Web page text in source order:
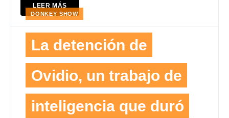
LEER MÁS
DONKEY SHOW
La detención de
Ovidio, un trabajo de
inteligencia que duró